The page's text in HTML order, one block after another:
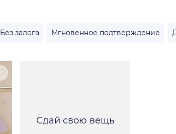
Без залога Мгновенное подтверждение
Сдай свою вещь